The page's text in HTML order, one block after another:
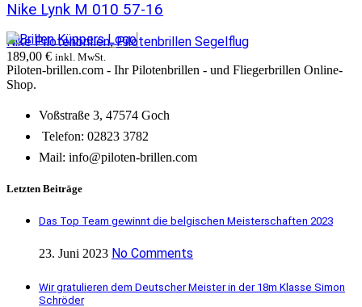
Nike Lynk M 010 57-16
Nike Pilotenbrillen,Pilotenbrillen Segelflug
189,00 € inkl. MwSt.
Piloten-brillen.com - Ihr Pilotenbrillen - und Fliegerbrillen Online-
Shop.
Voßstraße 3, 47574 Goch
Telefon: 02823 3782
Mail: info@piloten-brillen.com
Letzten Beiträge
Das Top Team gewinnt die belgischen Meisterschaften 2023
23. Juni 2023 No Comments
Wir gratulieren dem Deutscher Meister in der 18m Klasse Simon
Schröder